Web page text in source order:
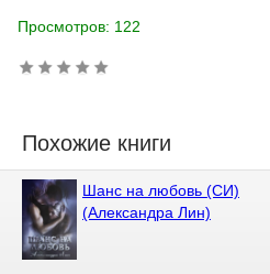
Просмотров: 122
Похожие книги
Шанс на любовь (СИ)
(Александра Лин)